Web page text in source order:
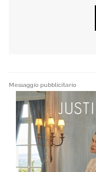
Messaggio pubblicitario